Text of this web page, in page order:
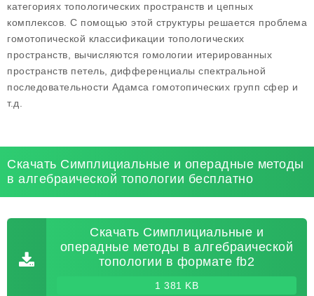
категориях топологических пространств и цепных
комплексов. С помощью этой структуры решается проблема
гомотопической классификации топологических
пространств, вычисляются гомологии итерированных
пространств петель, дифференциалы спектральной
последовательности Адамса гомотопических групп сфер и
т.д.
Скачать Симплициальные и операдные методы
в алгебраической топологии бесплатно
Скачать Симплициальные и
операдные методы в алгебраической
топологии в формате fb2
1 381 KB